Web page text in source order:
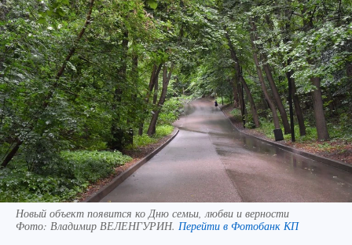
Новый объект появится ко Дню семьи, любви и верности
Фото: Владимир ВЕЛЕНГУРИН. Перейти в Фотобанк КП